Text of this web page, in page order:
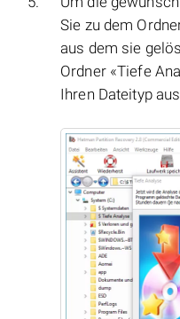
Sie zu dem
aus dem sie
Ordner «Tiefe
Ihren Dateityp